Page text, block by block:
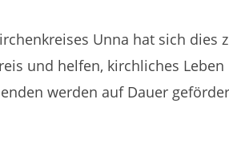
Unna hat sich
und helfen, kirchliches
werden auf Dauer